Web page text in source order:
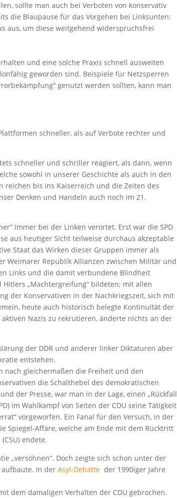
sollte man auch bei Verboten von konservativ
die Blaupause für das Vorgehen bei Linksunten:
aus, um diese weitgehend widerspruchsfrei
und eine solche Praxis schnell ausweiten
geworden sind. Beispiele für Netzsperren
genutzt werden sollten, kann man
schneller, als auf Verbote rechter und
schneller und schriller reagiert, als dann, wenn
sowohl in unserer Geschichte als auch in den
reichen bis ins Kaiserreich und die Zeiten des
Denken und Handeln auch noch im 21.
immer bei der Linken verortet. Erst war die SPD
aus heutiger Sicht teilweise durchaus akzeptable
Staat das Wirken dieser Gruppen immer als
Weimarer Republik Allianzen zwischen Militär und
Links und die damit verbundene Blindheit
„Machtergreifung“ bildeten; mit allen
der Konservativen in der Nachkriegszeit, sich mit
heute auch historisch belegte Kontinuität der
Nazis zu rekrutieren, änderte nichts an der
der DDR und anderer linker Diktaturen aber
entstehen.
nach gleichermaßen die Freiheit und den
die Schalthebel des demokratischen
der Presse, war man in der Lage, einen „Rückfall
im Wahlkampf von Seiten der CDU seine Tätigkeit
vorgeworfen. Ein Fanal für den Versuch, in der
Spiegel-Affäre, welche am Ende mit dem Rücktritt
endete.
„versöhnen“. Doch zeigte sich schon unter der
aufbaute. In derAsyl-Debatte der 1990iger Jahre
dem damaligen Verhalten der CDU gebrochen.